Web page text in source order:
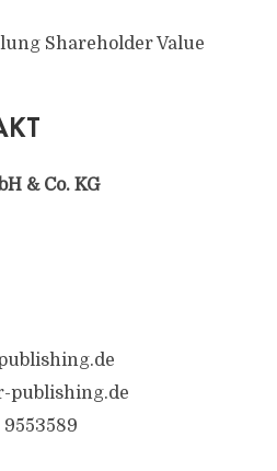
Shareholder Value
& Co. KG
publishing.de
9553589